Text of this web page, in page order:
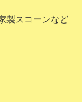
製スコーンなど